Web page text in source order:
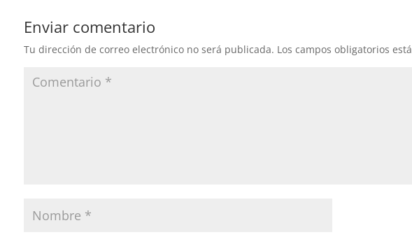
Enviar comentario
Tu dirección de correo electrónico no será publicada. Los campos obligatorios